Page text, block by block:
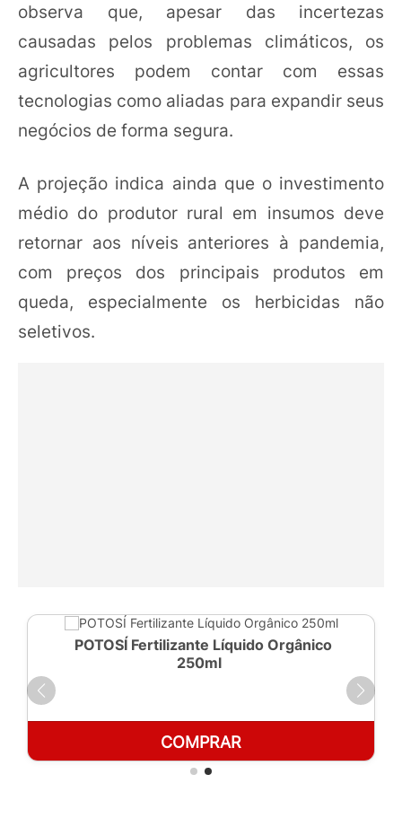
observa que, apesar das incertezas
causadas pelos problemas climáticos, os
agricultores podem contar com essas
tecnologias como aliadas para expandir seus
negócios de forma segura.
A projeção indica ainda que o investimento
médio do produtor rural em insumos deve
retornar aos níveis anteriores à pandemia,
com preços dos principais produtos em
queda, especialmente os herbicidas não
seletivos.
POTOSÍ Fertilizante Líquido Orgânico
250ml
COMPRAR